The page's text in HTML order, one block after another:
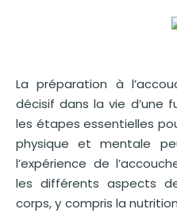
La préparation à
décisif dans la vie d’une
les étapes essentielles
physique et mentale
l’expérience de
les différents aspects
corps, y compris la